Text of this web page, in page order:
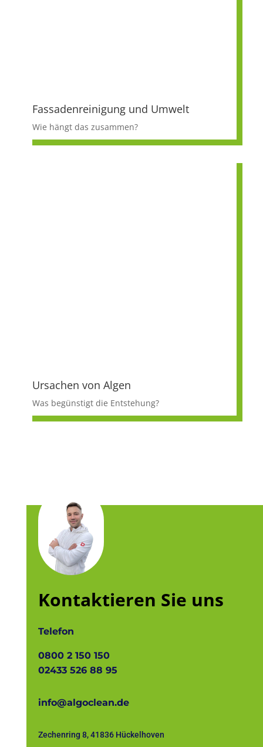
Fassadenreinigung und Umwelt
Wie hängt das zusammen?
Ursachen von Algen
Was begünstigt die Entstehung?
Kontaktieren Sie uns
Telefon
0800 2 150 150
02433 526 88 95
info@algoclean.de
Zechenring 8, 41836 Hückelhoven